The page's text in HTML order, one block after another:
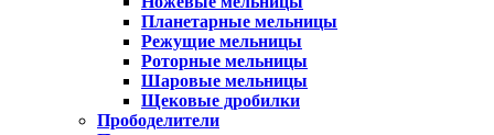
Планетарные мельницы
Режущие мельницы
Роторные мельницы
Шаровые мельницы
Щековые дробилки
Прободелители